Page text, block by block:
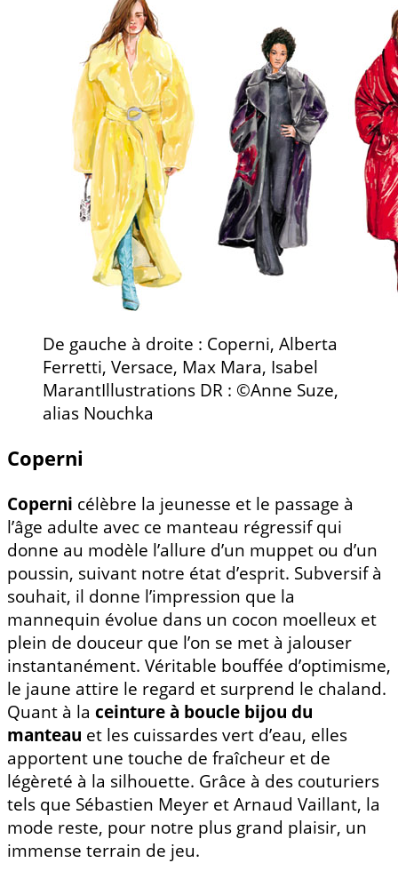
De gauche à droite : Coperni, Alberta
Ferretti, Versace, Max Mara, Isabel
MarantIllustrations DR : ©Anne Suze,
alias Nouchka
Coperni
Coperni célèbre la jeunesse et le passage à
l’âge adulte avec ce manteau régressif qui
donne au modèle l’allure d’un muppet ou d’un
poussin, suivant notre état d’esprit. Subversif à
souhait, il donne l’impression que la
mannequin évolue dans un cocon moelleux et
plein de douceur que l’on se met à jalouser
instantanément. Véritable bouffée d’optimisme,
le jaune attire le regard et surprend le chaland.
Quant à la ceinture à boucle bijou du
manteau et les cuissardes vert d’eau, elles
apportent une touche de fraîcheur et de
légèreté à la silhouette. Grâce à des couturiers
tels que Sébastien Meyer et Arnaud Vaillant, la
mode reste, pour notre plus grand plaisir, un
immense terrain de jeu.